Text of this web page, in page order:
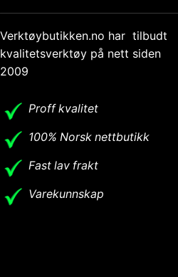
Verktøybutikken.no har tilbudt
kvalitetsverktøy på nett siden
2009
Proff kvalitet
100% Norsk nettbutikk
Fast lav frakt
Varekunnskap